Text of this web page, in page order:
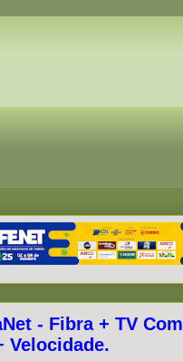
- Fibra + TV Com
Velocidade.